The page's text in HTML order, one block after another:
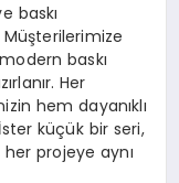
baskı
baskı
Her
hem dayanıklı
küçük bir seri,
projeye aynı